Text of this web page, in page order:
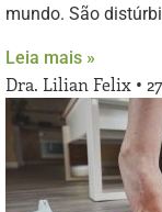
mundo. São
Leia mais »
Dra. Lilian Felix